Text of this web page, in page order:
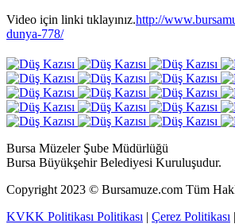
Video için linki tıklayınız.http://
dunya-778/
Bursa Müzeler Şube Müdürlüğü
Bursa Büyükşehir Belediyesi Kuruluşudur.
Copyright 2023 © Bursamuze.com Tüm
KVKK Politikası Politikası | Çerez Politikası |